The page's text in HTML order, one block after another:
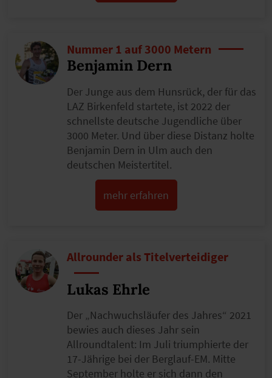
Nummer 1 auf 3000 Metern
Benjamin Dern
Der Junge aus dem Hunsrück, der für das
LAZ Birkenfeld startete, ist 2022 der
schnellste deutsche Jugendliche über
3000 Meter. Und über diese Distanz holte
Benjamin Dern in Ulm auch den
deutschen Meistertitel.
mehr erfahren
Allrounder als Titelverteidiger
Lukas Ehrle
Der „Nachwuchsläufer des Jahres“ 2021
bewies auch dieses Jahr sein
Allroundtalent: Im Juli triumphierte der
17-Jährige bei der Berglauf-EM. Mitte
September holte er sich dann den